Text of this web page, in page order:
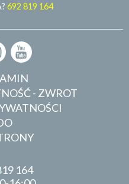
692 819 164
- ZWROT
164